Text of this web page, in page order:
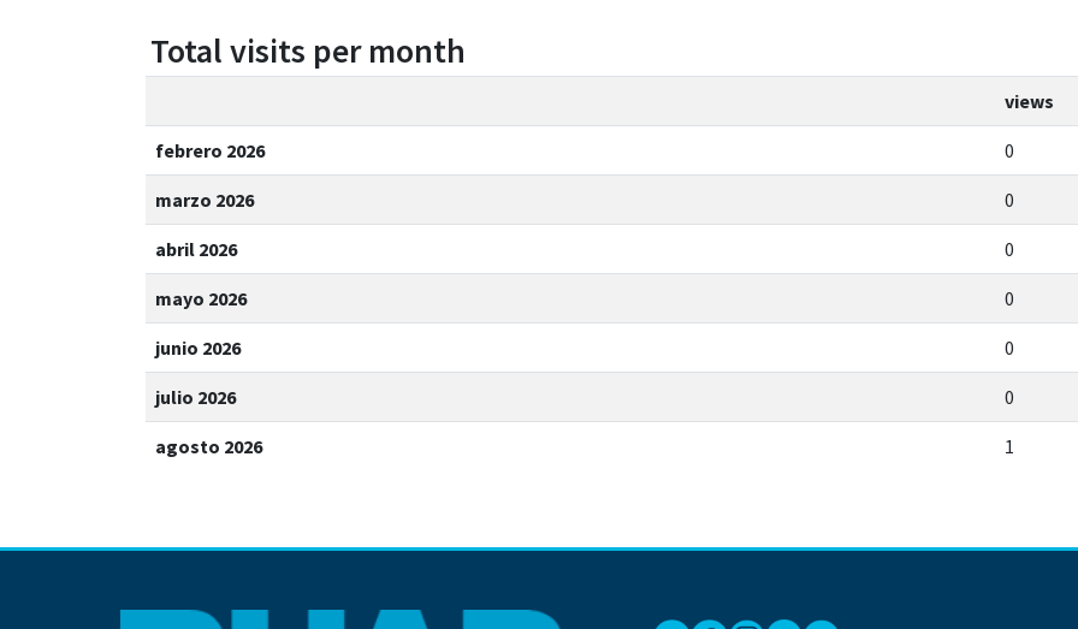
Total visits per month
views
febrero 2026 0
marzo 2026 0
abril 2026 0
mayo 2026 0
junio 2026 0
julio 2026 0
agosto 2026 1